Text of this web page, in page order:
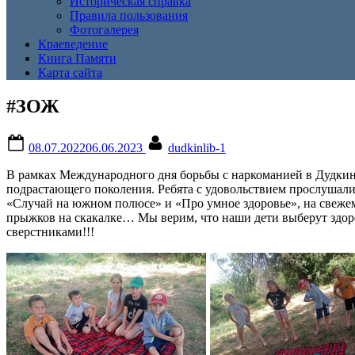
Правила пользования
Фотогалерея
Краеведение
Книга Памяти
Карта сайта
#ЗОЖ
on
08.07.202206.06.2023
dudkinlib-1
В рамках Международного дня борьбы с наркоманией в
подрастающего поколения. Ребята с удовольствием
«Случай на южном полюсе» и «Про умное здоровье», на свежем
прыжков на скакалке… Мы верим, что наши дети выберут
сверстниками!!!